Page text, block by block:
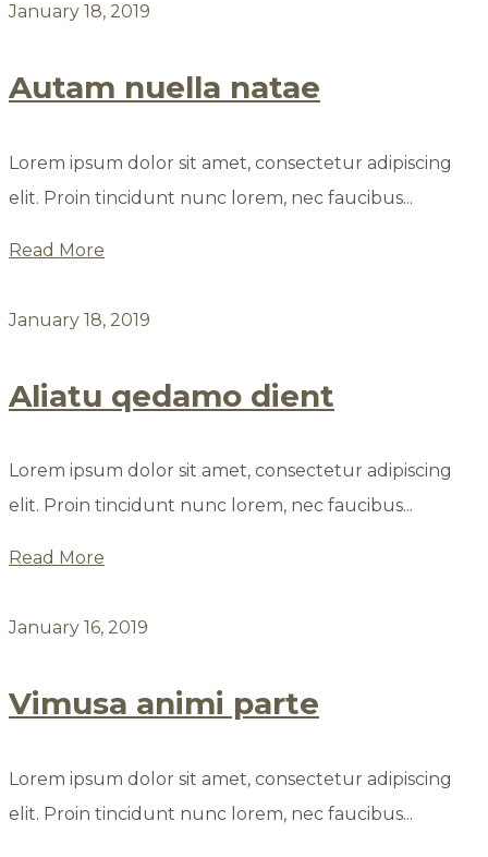
January 18, 2019
Autam nuella natae
Lorem ipsum dolor sit amet, consectetur adipiscing
elit. Proin tincidunt nunc lorem, nec faucibus...
Read More
January 18, 2019
Aliatu qedamo dient
Lorem ipsum dolor sit amet, consectetur adipiscing
elit. Proin tincidunt nunc lorem, nec faucibus...
Read More
January 16, 2019
Vimusa animi parte
Lorem ipsum dolor sit amet, consectetur adipiscing
elit. Proin tincidunt nunc lorem, nec faucibus...